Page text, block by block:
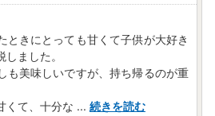
ときにとっても甘くて子供が大好き
ました。
も美味しいですが、持ち帰るのが重
くて、十分な ... 続きを読む